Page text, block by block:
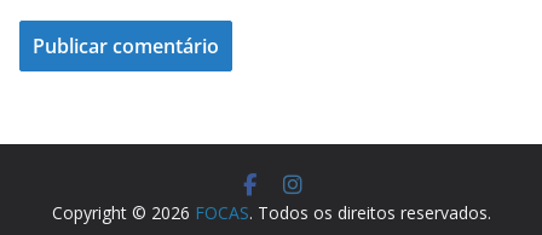
Copyright © 2026 FOCAS. Todos os direitos reservados.